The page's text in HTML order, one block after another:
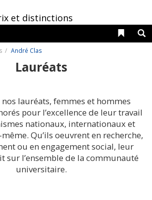
et distinctions
Liens
André Clas
Lauréats
nos lauréats, femmes et hommes
pour l’excellence de leur travail
nationaux, internationaux et
Qu’ils oeuvrent en recherche,
ou en engagement social, leur
sur l’ensemble de la communauté
universitaire.